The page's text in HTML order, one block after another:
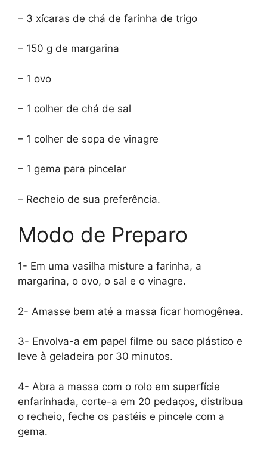
– 3 xícaras de chá de farinha de trigo
– 150 g de margarina
– 1 ovo
– 1 colher de chá de sal
– 1 colher de sopa de vinagre
– 1 gema para pincelar
– Recheio de sua preferência.
Modo de Preparo
1- Em uma vasilha misture a farinha, a
margarina, o ovo, o sal e o vinagre.
2- Amasse bem até a massa ficar homogênea.
3- Envolva-a em papel filme ou saco plástico e
leve à geladeira por 30 minutos.
4- Abra a massa com o rolo em superfície
enfarinhada, corte-a em 20 pedaços, distribua
o recheio, feche os pastéis e pincele com a
gema.